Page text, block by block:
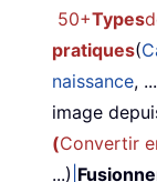
50+Types
pratiques(
naissance,
image
(Convertir
...)